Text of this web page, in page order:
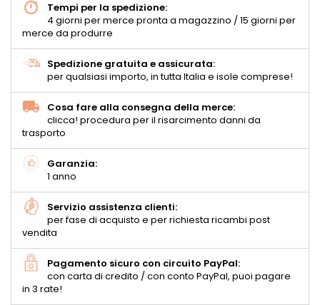
Tempi per la spedizione:
4 giorni per merce pronta a magazzino / 15 giorni per
merce da produrre
Spedizione gratuita e assicurata:
per qualsiasi importo, in tutta Italia e isole comprese!
Cosa fare alla consegna della merce:
clicca! procedura per il risarcimento danni da
trasporto
Garanzia:
1 anno
Servizio assistenza clienti:
per fase di acquisto e per richiesta ricambi post
vendita
Pagamento sicuro con circuito PayPal:
con carta di credito / con conto PayPal, puoi pagare
in 3 rate!